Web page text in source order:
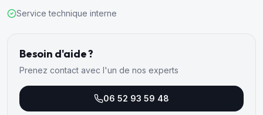
Service technique interne
Besoin d'aide ?
Prenez contact avec l'un de nos experts
06 52 93 59 48